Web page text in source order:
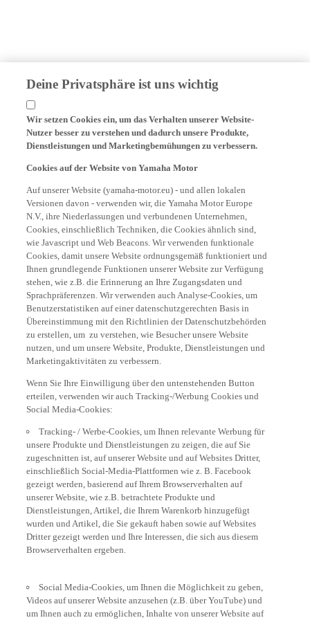
Deine Privatsphäre ist uns wichtig
Wir setzen Cookies ein, um das Verhalten unserer Website-
Nutzer besser zu verstehen und dadurch unsere Produkte,
Dienstleistungen und Marketingbemühungen zu verbessern.
Cookies auf der Website von Yamaha Motor
Auf unserer Website (yamaha-motor.eu) - und allen lokalen
Versionen davon - verwenden wir, die Yamaha Motor Europe
N.V., ihre Niederlassungen und verbundenen Unternehmen,
Cookies, einschließlich Techniken, die Cookies ähnlich sind,
wie Javascript und Web Beacons. Wir verwenden funktionale
Cookies, damit unsere Website ordnungsgemäß funktioniert und
Ihnen grundlegende Funktionen unserer Website zur Verfügung
stehen, wie z.B. die Erinnerung an Ihre Zugangsdaten und
Sprachpräferenzen. Wir verwenden auch Analyse-Cookies, um
Benutzerstatistiken auf einer datenschutzgerechten Basis in
Übereinstimmung mit den Richtlinien der Datenschutzbehörden
zu erstellen, um zu verstehen, wie Besucher unsere Website
nutzen, und um unsere Website, Produkte, Dienstleistungen und
Marketingaktivitäten zu verbessern.
Wenn Sie Ihre Einwilligung über den untenstehenden Button
erteilen, verwenden wir auch Tracking-/Werbung Cookies und
Social Media-Cookies:
Tracking- / Werbe-Cookies, um Ihnen relevante Werbung für
unsere Produkte und Dienstleistungen zu zeigen, die auf Sie
zugeschnitten ist, auf unserer Website und auf Websites Dritter,
einschließlich Social-Media-Plattformen wie z. B. Facebook
gezeigt werden, basierend auf Ihrem Browserverhalten auf
unserer Website, wie z.B. betrachtete Produkte und
Dienstleistungen, Artikel, die Ihrem Warenkorb hinzugefügt
wurden und Artikel, die Sie gekauft haben sowie auf Websites
Dritter gezeigt werden und Ihre Interessen, die sich aus diesem
Browserverhalten ergeben.
Social Media-Cookies, um Ihnen die Möglichkeit zu geben,
Videos auf unserer Website anzusehen (z.B. über YouTube) und
um Ihnen auch zu ermöglichen, Inhalte von unserer Website auf